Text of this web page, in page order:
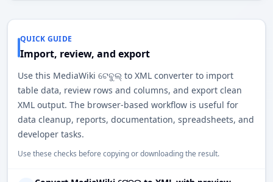
QUICK GUIDE
Import, review, and export
Use this MediaWiki ଟେବୁଲ୍ to XML converter to import
table data, review rows and columns, and export clean
XML output. The browser-based workflow is useful for
data cleanup, reports, documentation, spreadsheets, and
developer tasks.
Use these checks before copying or downloading the result.